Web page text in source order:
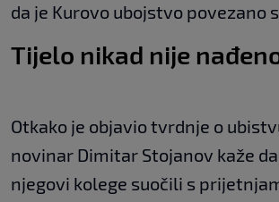
da je Kurovo ubojstvo povezano
Tijelo nikad nije
Otkako je objavio tvrdnje o
novinar Dimitar Stojanov kaže da
njegovi kolege suočili s